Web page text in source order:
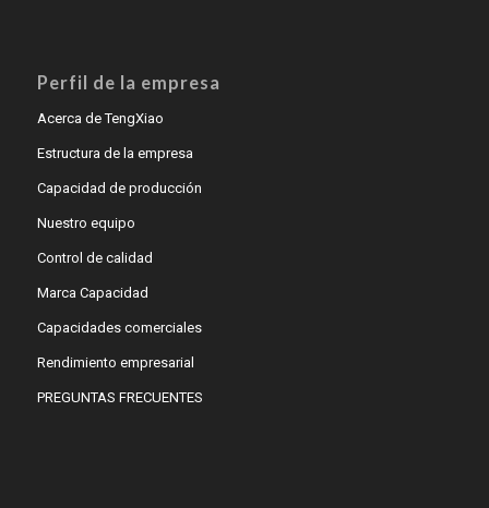
Perfil de la empresa
Acerca de TengXiao
Estructura de la empresa
Capacidad de producción
Nuestro equipo
Control de calidad
Marca Capacidad
Capacidades comerciales
Rendimiento empresarial
PREGUNTAS FRECUENTES